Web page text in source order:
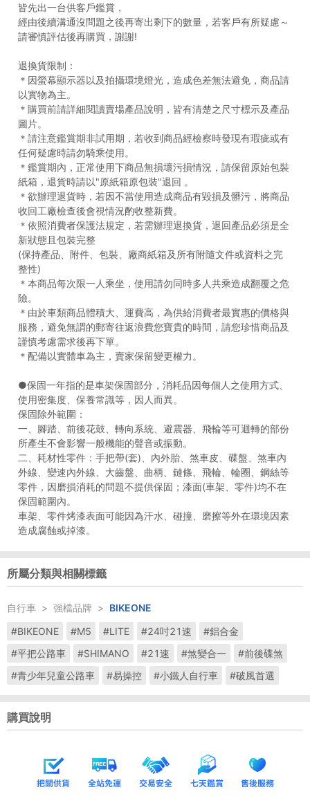
皆先出一台供客戶鑑賞，
經由後續溝通沒問題之後再寄出剩下的數量，若客戶有所疑慮～
請審慎評估後再購買，謝謝!
退換貨限制：
＊因螢幕顯示器以及拍攝環境燈光，造成色差無法避免，商品請
以實物為主。
＊購買前請詳細閱讀賣場產品說明，皆有清楚之尺寸標示及產品
圖片。
＊請注意鑑賞期非試用期，若收到商品經檢察時發現有瑕疵或有
任何疑慮時請勿騎乘使用。
＊鑑賞期內，正常使用下商品無損壞污損情況，請保留原始包裝
紙箱，退貨時請以"原紙箱原包裝"退回 。
＊欲辦理退貨時，若因不當使用造成商品有毀損及髒污，將商品
收回工廠檢查後會視情況酌收整新費。
＊依照消費者保護法規定，若需辦理退換貨，退回產品必須是全
新狀態且包裝完整
(保持產品、附件、包裝、廠商紙箱及所有附隨文件或資料之完
整性)
＊本商品每次限一人乘坐，使用請勿同時多人共乘造成翻覆之危
險。
＊由於車類商品體積大、運費高，為供給消費者最實惠的價格與
服務，避免無謂的郵寄往返浪費您寶貴的時間，請您珍惜商品及
謹慎考慮需求後再下單。
＊配備以實體車為主，賣家保留變更權力。
●保固一年指的是車架保固部分，消耗品因每個人之使用方式、
使用密集度、保養常識等，因人而異。
保固除外範圍：
一、腳踏、前後花鼓、轉向系統、避震器、飛輪等可迴轉的部份
所產生不會影響一般機能的聲音或振動。
二、耗材性零件：手把帶(套)、內外胎、煞車皮、碟盤、煞車內
外線、變速內外線、大齒盤、曲柄、鏈條、飛輪、輪圈、鋼絲等
零件，因磨損消耗的問題不提供保固；漆面(車架、零件)均不在
保固範圍內。
車架、零件烤漆表面可能因為汗水、碰撞、磨擦等外在環境因素
造成腐蝕或掉漆。
所屬分類與相關標籤
自行車 > 強檔品牌 > BIKEONE
#BIKEONE
#M5 #LITE #24吋21速
#鋁合金
#平把公路車
#SHIMANO #21速 #煞變合一
#前後碟煞
#青少年兒童公路車
#易操控 #小鐵人自行車 #破風首選
購買說明